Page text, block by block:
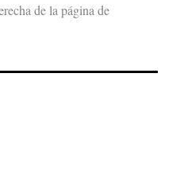
de la página de